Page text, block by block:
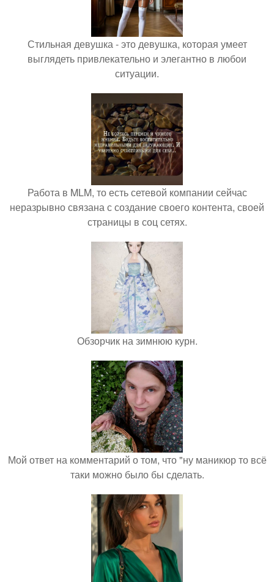
Стильная девушка - это девушка, которая умеет
выглядеть привлекательно и элегантно в любои
ситуации.
Работа в MLM, то есть сетевой компании сейчас
неразрывно связана с создание своего контента, своей
страницы в соц сетях.
Обзорчик на зимнюю курн.
Мой ответ на комментарий о том, что "ну маникюр то всё
таки можно было бы сделать.